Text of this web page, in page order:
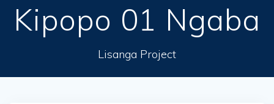
Kipopo 01 Ngaba
Lisanga Project